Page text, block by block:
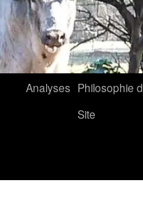
Analyses Philosophie
Site